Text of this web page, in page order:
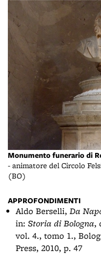
Monumento funerario di
- animatore del Circolo
(BO)
APPROFONDIMENTI
Aldo Berselli, Da
in: Storia di Bologna,
vol. 4., tomo 1.,
Press, 2010, p. 47